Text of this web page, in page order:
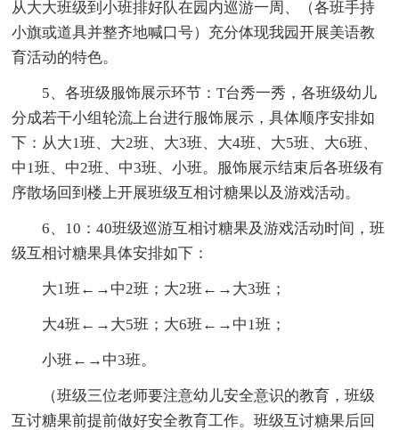
从大大班级到小班排好队在园内巡游一周、（各班手持
小旗或道具并整齐地喊口号）充分体现我园开展美语教
育活动的特色。
5、各班级服饰展示环节：T台秀一秀，各班级幼儿
分成若干小组轮流上台进行服饰展示，具体顺序安排如
下：从大1班、大2班、大3班、大4班、大5班、大6班、
中1班、中2班、中3班、小班。服饰展示结束后各班级有
序散场回到楼上开展班级互相讨糖果以及游戏活动。
6、10：40班级巡游互相讨糖果及游戏活动时间，班
级互相讨糖果具体安排如下：
大1班←→中2班；大2班←→大3班；
大4班←→大5班；大6班←→中1班；
小班←→中3班。
（班级三位老师要注意幼儿安全意识的教育，班级
互讨糖果前提前做好安全教育工作。班级互讨糖果后回